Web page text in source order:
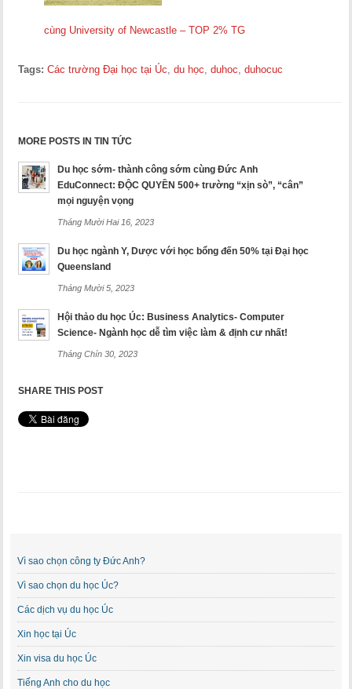
cùng University of Newcastle – TOP 2% TG
Tags: Các trường Đại học tại Úc ,du học ,duhoc ,duhocuc
MORE POSTS IN TIN TỨC
Du học sớm- thành công sớm cùng Đức Anh
EduConnect: ĐỘC QUYỀN 500+ trường “xịn sò”, “cân”
mọi nguyện vọng
Tháng Mười Hai 16, 2023
Du học ngành Y, Dược với học bổng đến 50% tại Đại học
Queensland
Tháng Mười 5, 2023
Hội thảo du học Úc: Business Analytics- Computer
Science- Ngành học dễ tìm việc làm & định cư nhất!
Tháng Chín 30, 2023
SHARE THIS POST
Vì sao chọn công ty Đức Anh?
Vì sao chọn du học Úc?
Các dịch vụ du học Úc
Xin học tại Úc
Xin visa du học Úc
Tiếng Anh cho du học